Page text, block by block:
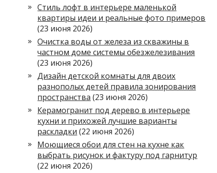
Стиль лофт в интерьере маленькой
квартиры идеи и реальные фото примеров
(23 июня 2026)
Очистка воды от железа из скважины в
частном доме системы обезжелезивания
(23 июня 2026)
Дизайн детской комнаты для двоих
разнополых детей правила зонирования
пространства (23 июня 2026)
Керамогранит под дерево в интерьере
кухни и прихожей лучшие варианты
раскладки (22 июня 2026)
Моющиеся обои для стен на кухне как
выбрать рисунок и фактуру под гарнитур
(22 июня 2026)